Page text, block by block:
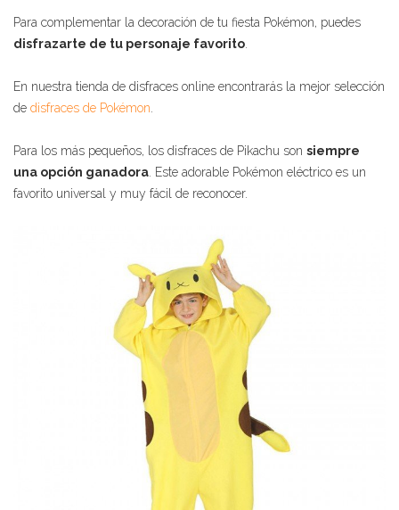
Para complementar la decoración de tu fiesta Pokémon, puedes
disfrazarte de tu personaje favorito
En nuestra tienda de disfraces online encontrarás la mejor selección
de disfraces de Pokémon
Para los más pequeños, los disfraces de Pikachu son siempre
una opción ganadora . Este adorable Pokémon eléctrico es un
favorito universal y muy fácil de reconocer.